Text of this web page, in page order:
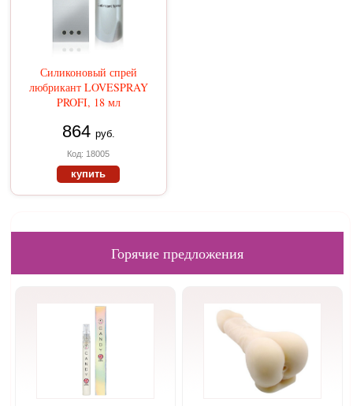
Силиконовый спрей
любрикант LOVESPRAY
PROFI, 18 мл
864 руб.
Код: 18005
купить
Горячие предложения